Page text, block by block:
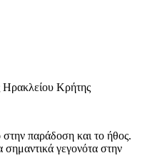
Κρήτης
στην παράδοση και το ήθος.
σημαντικά γεγονότα στην